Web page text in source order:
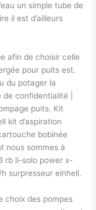
un simple tube de
il est d’ailleurs
afin de choisir celle
pour puits est.
du potager la
confidentialité |
puits. Kit
kit d’aspiration
bobinée
nous sommes à
rb li-solo power x-
surpresseur einhell.
choix des pompes